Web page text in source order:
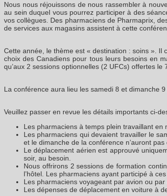
Nous nous réjouissons de nous rassembler à
au sein duquel vous pourrez participer à des
vos collègues. Des pharmaciens de Pharmaprix,
de services aux magasins assistent à cette
Cette année, le thème est « destination : soins ».
choix des Canadiens pour tous leurs besoins en
qu’aux 2 sessions optionnelles (2 UFCs) offertes le
La conférence aura lieu les samedi 8 et dimanche
Veuillez passer en revue les détails importants ci-
Les pharmaciens à temps plein travaillant
Les pharmaciens qui devaient travailler le
et le dimanche de la conférence n’auront
Le déplacement aérien est approuvé
soir, au besoin.
Nous offrirons 2 sessions de formation
l’hôtel. Les pharmaciens ayant participé à
Les pharmaciens voyageant par avion ou
Les dépenses de déplacement en voiture à